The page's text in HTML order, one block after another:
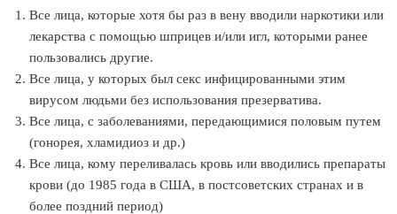
Все лица, которые хотя бы раз в вену вводили наркотики или
лекарства с помощью шприцев и/или игл, которыми ранее
пользовались другие.
Все лица, у которых был секс инфицированными этим
вирусом людьми без использования презерватива.
Все лица, с заболеваниями, передающимися половым путем
(гонорея, хламидиоз и др.)
Все лица, кому переливалась кровь или вводились препараты
крови (до 1985 года в США, в постсоветских странах и в
более поздний период)